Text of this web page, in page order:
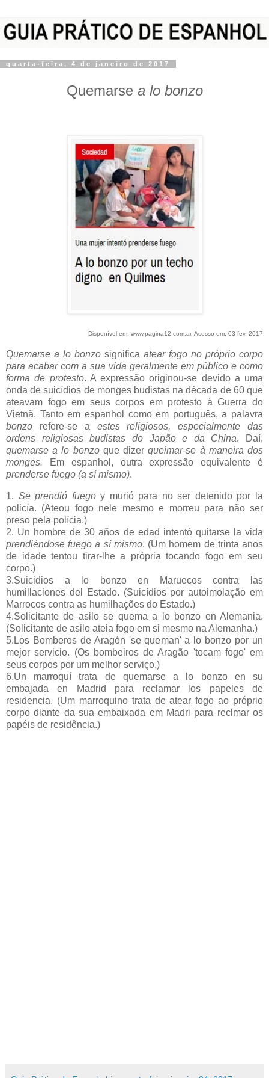
quarta-feira, 4 de janeiro de 2017
Quemarse a lo bonzo
Disponível em: www.pagina12.com.ar. Acesso em: 03 fev. 2017
Quemarse a lo bonzo significa atear fogo no próprio corpo
para acabar com a sua vida geralmente em público e como
forma de protesto. A expressão originou-se devido a uma
onda de suicídios de monges budistas na década de 60 que
ateavam fogo em seus corpos em protesto à Guerra do
Vietnã. Tanto em espanhol como em português, a palavra
bonzo refere-se a estes religiosos, especialmente das
ordens religiosas budistas do Japão e da China. Daí,
quemarse a lo bonzoque dizerqueimar-se à maneira dos
monges. Em espanhol, outra expressão equivalente é
prenderse fuego (a sí mismo).
1. Se prendió fuegoy murió para no ser detenido por la
policía. (Ateou fogo nele mesmo e morreu para não ser
preso pela polícia.)
2. Un hombre de 30 años de edad intentó quitarse la vida
prendiéndose fuego a sí mismo. (Um homem de trinta anos
de idade tentou tirar-lhe a própria tocando fogo em seu
corpo.)
3.Suicidios a lo bonzo en Maruecos contra las
humillaciones del Estado. (Suicídios por autoimolação em
Marrocos contra as humilhações do Estado.)
4.Solicitante de asilo se quema a lo bonzo en Alemania.
(Solicitante de asilo ateia fogo em si mesmo na Alemanha.)
5.Los Bomberos de Aragón 'se queman' a lo bonzo por un
mejor servicio. (Os bombeiros de Aragão 'tocam fogo' em
seus corpos por um melhor serviço.)
6.Un marroquí trata de quemarse a lo bonzo en su
embajada en Madrid para reclamar los papeles de
residencia. (Um marroquino trata de atear fogo ao próprio
corpo diante da sua embaixada em Madri para reclmar os
papéis de residência.)